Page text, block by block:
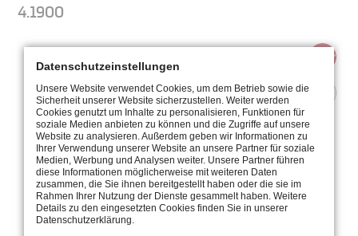
4.1900
Datenschutzeinstellungen
Unsere Website verwendet Cookies, um dem Betrieb sowie die
Sicherheit unserer Website sicherzustellen. Weiter werden
Cookies genutzt um Inhalte zu personalisieren, Funktionen für
soziale Medien anbieten zu können und die Zugriffe auf unsere
Website zu analysieren. Außerdem geben wir Informationen zu
Ihrer Verwendung unserer Website an unsere Partner für soziale
Medien, Werbung und Analysen weiter. Unsere Partner führen
diese Informationen möglicherweise mit weiteren Daten
zusammen, die Sie ihnen bereitgestellt haben oder die sie im
Rahmen Ihrer Nutzung der Dienste gesammelt haben. Weitere
Details zu den eingesetzten Cookies finden Sie in unserer
Datenschutzerklärung.